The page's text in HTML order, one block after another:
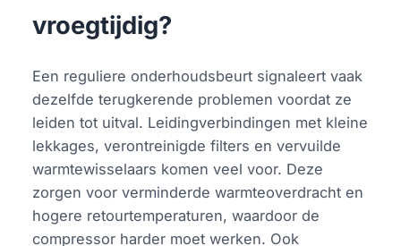
vroegtijdig?
Een reguliere onderhoudsbeurt signaleert vaak
dezelfde terugkerende problemen voordat ze
leiden tot uitval. Leidingverbindingen met kleine
lekkages, verontreinigde filters en vervuilde
warmtewisselaars komen veel voor. Deze
zorgen voor verminderde warmteoverdracht en
hogere retourtemperaturen, waardoor de
compressor harder moet werken. Ook